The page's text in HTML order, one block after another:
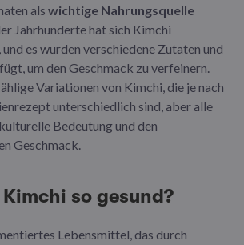
als wichtige Nahrungsquelle
Jahrhunderte hat sich Kimchi
es wurden verschiedene Zutaten und
um den Geschmack zu verfeinern.
Variationen von Kimchi, die je nach
unterschiedlich sind, aber alle
Bedeutung und den
Geschmack.
so gesund?
Lebensmittel, das durch